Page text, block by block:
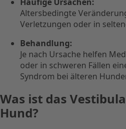
Altersbedingte
Verletzungen oder in
Behandlung:
Je nach Ursache helfen
oder in schweren Fällen
Syndrom bei älteren
Was ist das
Hund?